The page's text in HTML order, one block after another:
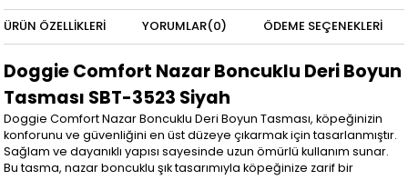
ÜRÜN ÖZELLIKLERI YORUMLAR(0) ÖDEME SEÇENEKLERI
Doggie Comfort Nazar Boncuklu Deri Boyun
Tasması SBT-3523 Siyah
Doggie Comfort Nazar Boncuklu Deri Boyun Tasması, köpeğinizin
konforunu ve güvenliğini en üst düzeye çıkarmak için tasarlanmıştır.
Sağlam ve dayanıklı yapısı sayesinde uzun ömürlü kullanım sunar.
Bu tasma, nazar boncuklu şık tasarımıyla köpeğinize zarif bir